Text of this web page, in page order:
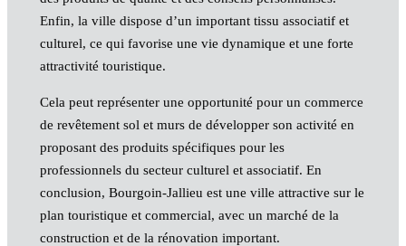
Enfin, la ville dispose d’un important tissu associatif et
culturel, ce qui favorise une vie dynamique et une forte
attractivité touristique.
Cela peut représenter une opportunité pour un commerce
de revêtement sol et murs de développer son activité en
proposant des produits spécifiques pour les
professionnels du secteur culturel et associatif. En
conclusion, Bourgoin-Jallieu est une ville attractive sur le
plan touristique et commercial, avec un marché de la
construction et de la rénovation important.